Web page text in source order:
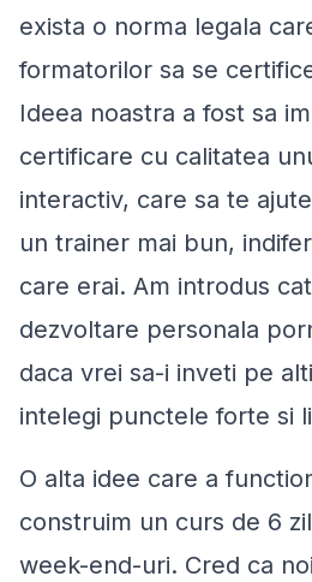
exista o norma legala
formatorilor sa se
Ideea noastra a fost sa
certificare cu calitatea
interactiv, care sa te
un trainer mai bun,
care erai. Am introdus
dezvoltare personala
daca vrei sa-i inveti pe
intelegi punctele forte si
O alta idee care a
construim un curs de 6
week-end-uri. Cred ca